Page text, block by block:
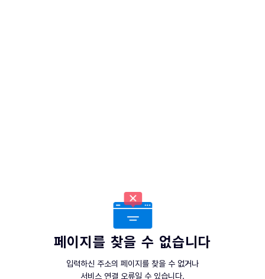
페이지를 찾을 수 없습니다
입력하신 주소의 페이지를 찾을 수 없거나
서비스 연결 오류일 수 있습니다.